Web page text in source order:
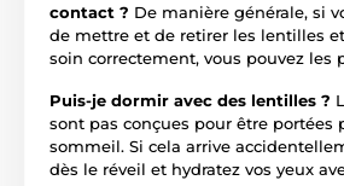
contact ? De manière générale, si
de mettre et de retirer les lentilles
soin correctement, vous pouvez les
Puis-je dormir avec des lentilles ?
sont pas conçues pour être portées
sommeil. Si cela arrive
dès le réveil et hydratez vos yeux